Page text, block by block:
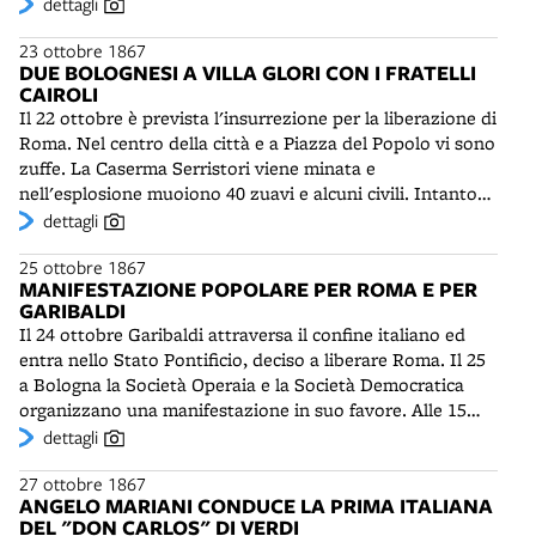
il tenore Paganini e il basso Canetta, che ottennero
grandi ovazioni.
All'art. 38 si raccomanda che i Sorveglianti municipali
usino fermezza, ma insieme “urbanità dei modi verso
tutte le persone indistintamente”. L'organico del Corpo è
notevolmente aumentato, da 24 a 40 effettivi, con un
comandante nominato dal Consiglio comunale.
23 ottobre 1867
DUE BOLOGNESI A VILLA GLORI CON I FRATELLI
CAIROLI
Il 22 ottobre è prevista l'insurrezione per la liberazione di
Roma. Nel centro della città e a Piazza del Popolo vi sono
zuffe. La Caserma Serristori viene minata e
nell'esplosione muoiono 40 zuavi e alcuni civili. Intanto
alcune decine di giovani partiti da Terni scendono il
e Giovanni Cairoli.Gli insorti sbarcano all'Acqua Acetosa e
attendono invano per tutta la notte notizie dalla città. Al
mattino si ritirano a Villa Glori sui monti Parioli. Qui
verso le cinque della sera vengono assaliti da una grossa
compagnia di carabinieri svizzeri, comandati dal capitano
Mayer.Dopo essersi difesi tra le vigne per alcune ore, i
due Cairoli si lanciano contro di essi. Entrambe cadono
feriti: Enrico muore quasi subito trafitto da una
baionetta, Giovanni viene fatto prigioniero ed è
trascinato nelle carceri di San Michele a Roma.Alla
spedizione dei fratelli Cairoli partecipano due bolognesi:
dettagli
25 ottobre 1867
MANIFESTAZIONE POPOLARE PER ROMA E PER
GARIBALDI
Il 24 ottobre Garibaldi attraversa il confine italiano ed
entra nello Stato Pontificio, deciso a liberare Roma. Il 25
a Bologna la Società Operaia e la Società Democratica
organizzano una manifestazione in suo favore. Alle 15
una folla si raduna nella Seliciata di Strada Maggiore (poi
Galletti (1798-1873), già presidente dell'Assemblea
legislativa della Repubblica Romana. Da qui la
dettagli
27 ottobre 1867
ANGELO MARIANI CONDUCE LA PRIMA ITALIANA
DEL "DON CARLOS" DI VERDI